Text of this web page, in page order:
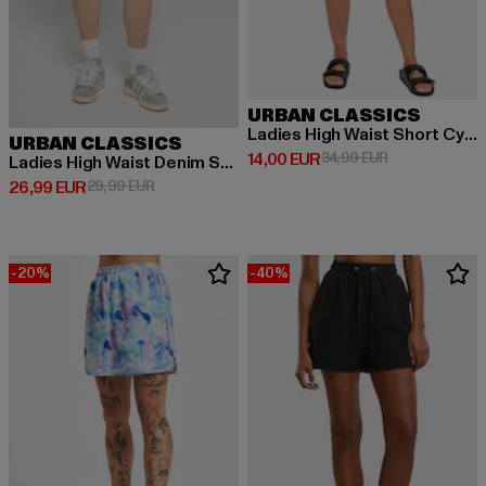
URBAN CLASSICS
Ladies High Waist Denim Shorts
26,99 EUR
Derzeitiger Preis: 26,99 EUR
29,99 EURAktionspreis: 29,99 EUR
URBAN CLASSICS
Ladies High Waist Short Cycle Hot Pants
14,00 EUR
Derzeitiger Preis: 14,00 EUR
34,99 EURAktionspreis:
-20% -40%